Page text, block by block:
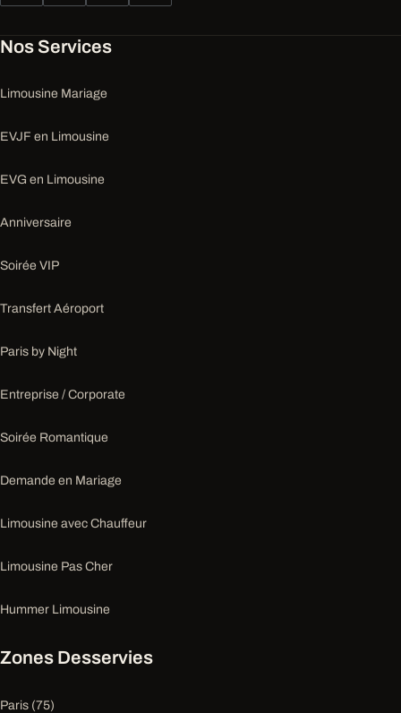
Nos Services
Limousine Mariage
EVJF en Limousine
EVG en Limousine
Anniversaire
Soirée VIP
Transfert Aéroport
Paris by Night
Entreprise / Corporate
Soirée Romantique
Demande en Mariage
Limousine avec Chauffeur
Limousine Pas Cher
Hummer Limousine
Zones Desservies
Paris (75)